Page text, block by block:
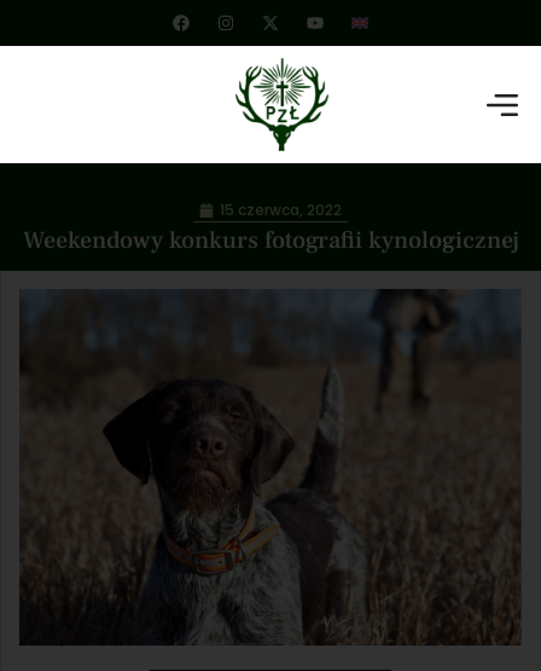
Weekendowy konkurs fotografii kynologicznej
15 czerwca, 2022